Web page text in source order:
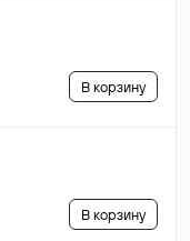
В корзину
В корзину